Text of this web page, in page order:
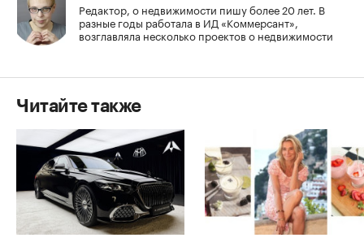
Редактор, о недвижимости пишу более 20 лет. В
разные годы работала в ИД «Коммерсант»,
возглавляла несколько проектов о недвижимости
Читайте также